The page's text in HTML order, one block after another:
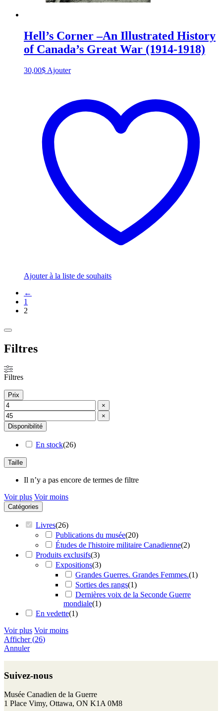
Hell’s Corner –An Illustrated History
of Canada’s Great War (1914-1918)
30,00$ Ajouter
Ajouter à la liste de souhaits
←
1
2
Fermer
filtres
Filtres
Filtres
Prix
×
×
Disponibilité
En stock(26)
Taille
Il n’y a pas encore de termes de filtre
Voir plus Voir moins
Catégories
Livres(26)
Publications du musée(20)
Études de l'histoire militaire Canadienne(2)
Produits exclusifs(3)
Expositions(3)
Grandes Guerres. Grandes Femmes.(1)
Sorties des rangs(1)
Dernières voix de la Seconde Guerre
mondiale(1)
En vedette(1)
Voir plus Voir moins
Afficher(26)
Annuler
au
de
page
Suivez-nous
F
a
I
n
T
w
Y
o
Musée Canadien de la Guerre
1 Place Vimy, Ottawa, ON K1A 0M8